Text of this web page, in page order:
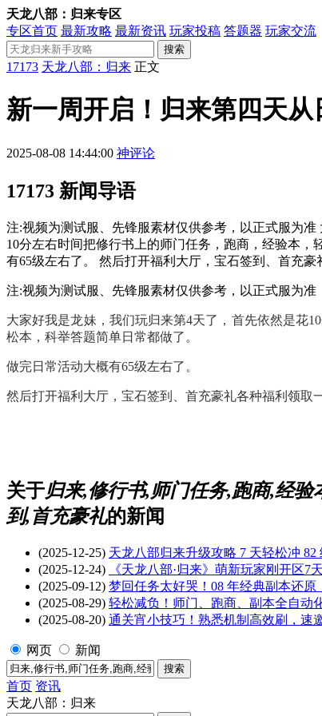
天龙八部：归来专区
专区首页 最新攻略 最新资讯 玩家投稿 答题器 玩家交流
搜索
17173 天龙八部：归来 正文
新一周开启！归来第四天
2025-08-08 14:44:00 神评论
17173 新闻导语
注:视频为测试服、先锋服素材仅供参考，以正式服为
10分左右时间把修行书上的师门任务，跑商，经验本
有65级左右了。 然后打开福利大厅，宝石签到、首充
注:视频为测试服、先锋服素材仅供参考，以正式服为准
大家好我是龙妹，我们玩归来第4天了，首先依然是花
松本， 科举答题简单日常都做了。
做完日常活动大概有65级左右了 。
然后打开福利大厅，宝石签到、首充豪礼各种福利领取
关于归来,修行书,师门任务,跑商,经
到,首充豪礼的新闻
(2025-12-25) 天龙八部归来升级攻略 7 天轻松冲 82
(2025-12-24)
《天龙八部·归来》萌新玩家刚开区7
(2025-09-12) 梦回任务太好哭！08 年经典副本还
(2025-08-29) 轻松减负！师门、跑商、副本全自动
(2025-08-20) 通关宵小技巧！熟悉机制高效刷，速
网页 新闻
首页 资讯
天龙八部：归来